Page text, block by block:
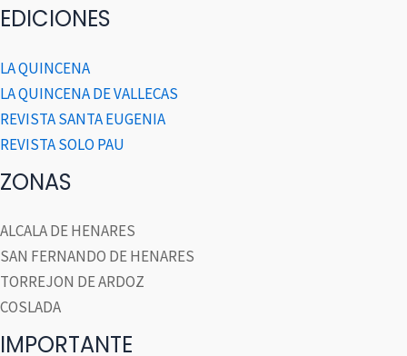
EDICIONES
LA QUINCENA
LA QUINCENA DE VALLECAS
REVISTA SANTA EUGENIA
REVISTA SOLO PAU
ZONAS
ALCALA DE HENARES
SAN FERNANDO DE HENARES
TORREJON DE ARDOZ
COSLADA
IMPORTANTE